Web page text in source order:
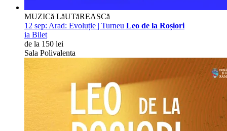
MUZICă LăUTăREASCă
12 sep: Arad: Evoluție | Turneu Leo de la Roșiori
ia Bilet
de la 150 lei
Sala Polivalenta